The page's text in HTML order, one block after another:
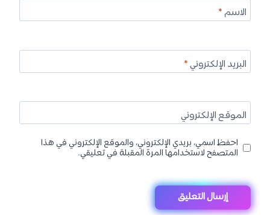
الاسم*
البريد الإلكتروني*
الموقع الإلكتروني
احفظ اسمي، بريدي الإلكتروني، والموقع الإلكتروني في هذا
المتصفح لاستخدامها المرة المقبلة في تعليقي.